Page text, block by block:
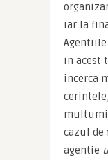
iar la
in acest
incerca
cazul de
agentie